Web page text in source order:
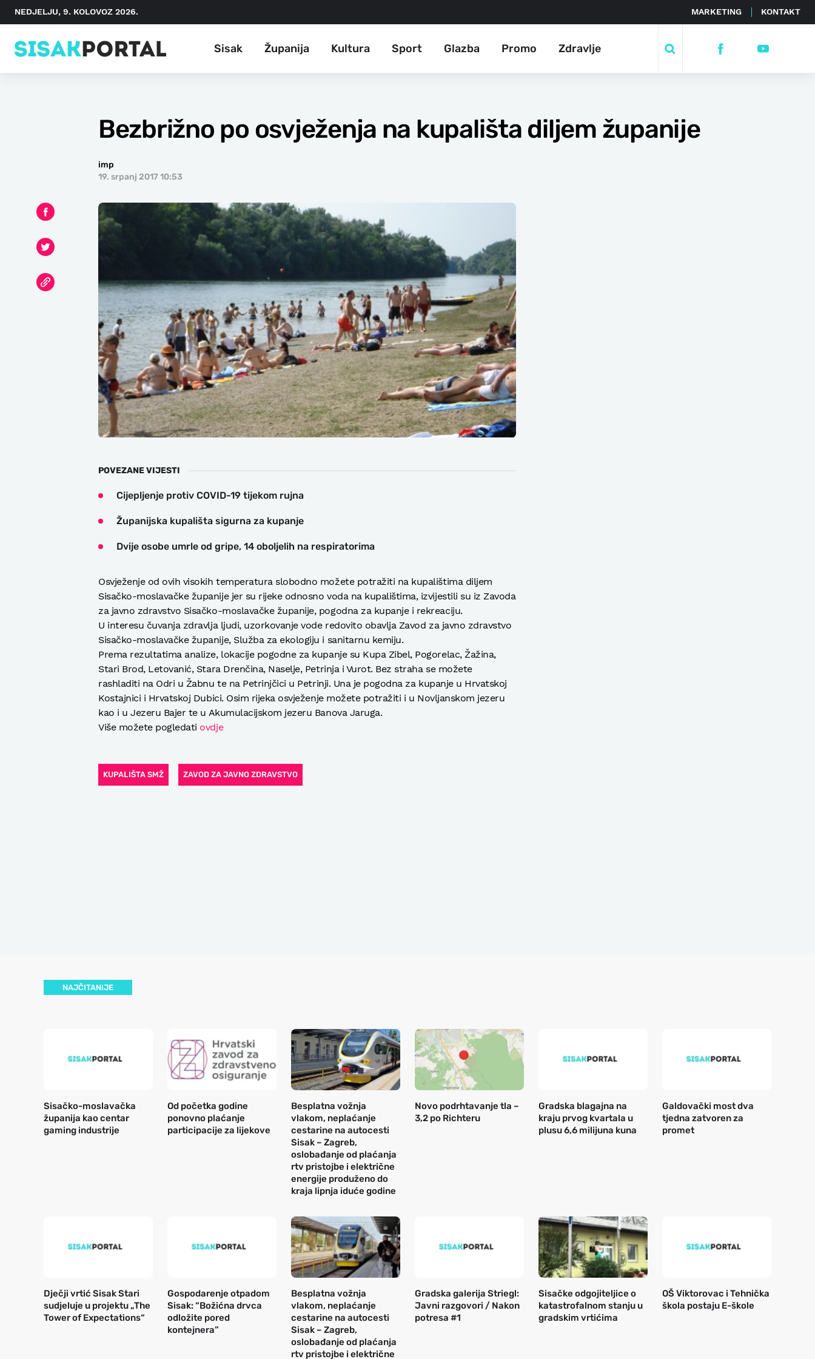
NEDJELJU, 9. KOLOVOZ 2026. MARKETING KONTAKT
Sisak Županija Kultura Sport Glazba Promo Zdravlje
Bezbrižno po osvježenja na kupališta diljem županije
imp
19. srpanj 2017 10:53
POVEZANE VIJESTI
Cijepljenje protiv COVID-19 tijekom rujna
Županijska kupališta sigurna za kupanje
Dvije osobe umrle od gripe, 14 oboljelih na respiratorima
Osvježenje od ovih visokih temperatura slobodno možete potražiti na kupalištima diljem
Sisačko-moslavačke županije jer su rijeke odnosno voda na kupalištima, izvijestili su iz Zavoda
za javno zdravstvo Sisačko-moslavačke županije, pogodna za kupanje i rekreaciju.
U interesu čuvanja zdravlja ljudi, uzorkovanje vode redovito obavlja Zavod za javno zdravstvo
Sisačko-moslavačke županije, Služba za ekologiju i sanitarnu kemiju.
Prema rezultatima analize, lokacije pogodne za kupanje su Kupa Zibel, Pogorelac, Žažina,
Stari Brod, Letovanić, Stara Drenčina, Naselje, Petrinja i Vurot. Bez straha se možete
rashladiti na Odri u Žabnu te na Petrinjčici u Petrinji. Una je pogodna za kupanje u Hrvatskoj
Kostajnici i Hrvatskoj Dubici. Osim rijeka osvježenje možete potražiti i u Novljanskom jezeru
kao i u Jezeru Bajer te u Akumulacijskom jezeru Banova Jaruga.
Više možete pogledati ovdje
KUPALIŠTA SMŽ ZAVOD ZA JAVNO ZDRAVSTVO
NAJČITANIJE
Sisačko-moslavačka
županija kao centar
gaming industrije
Od početka godine
ponovno plaćanje
participacije za lijekove
Besplatna vožnja
vlakom, neplaćanje
cestarine na autocesti
Sisak – Zagreb,
oslobađanje od plaćanja
rtv pristojbe i električne
energije produženo do
kraja lipnja iduće godine
Novo podrhtavanje tla –
3,2 po Richteru
Gradska blagajna na
kraju prvog kvartala u
plusu 6,6 milijuna kuna
Galdovački most dva
tjedna zatvoren za
promet
Dječji vrtić Sisak Stari
sudjeluje u projektu „The
Tower of Expectations“
Gospodarenje otpadom
Sisak: “Božićna drvca
odložite pored
kontejnera”
Besplatna vožnja
vlakom, neplaćanje
cestarine na autocesti
Sisak – Zagreb,
oslobađanje od plaćanja
rtv pristojbe i električne
Gradska galerija Striegl:
Javni razgovori / Nakon
potresa #1
Sisačke odgojiteljice o
katastrofalnom stanju u
gradskim vrtićima
OŠ Viktorovac i Tehnička
škola postaju E-škole